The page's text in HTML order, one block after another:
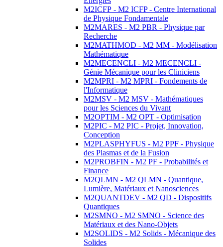
M2ICFP - M2 ICFP - Centre International
de Physique Fondamentale
M2MARES - M2 PBR - Physique par
Recherche
M2MATHMOD - M2 MM - Modélisation
Mathématique
M2MECENCLI - M2 MECENCLI -
Génie Mécanique pour les Cliniciens
M2MPRI - M2 MPRI - Fondements de
l'Informatique
M2MSV - M2 MSV - Mathématiques
pour les Sciences du Vivant
M2OPTIM - M2 OPT - Optimisation
M2PIC - M2 PIC - Projet, Innovation,
Conception
M2PLASPHYFUS - M2 PPF - Physique
des Plasmas et de la Fusion
M2PROBFIN - M2 PF - Probabilités et
Finance
M2QLMN - M2 QLMN - Quantique,
Lumière, Matériaux et Nanosciences
M2QUANTDEV - M2 QD - Dispositifs
Quantiques
M2SMNO - M2 SMNO - Science des
Matériaux et des Nano-Objets
M2SOLIDS - M2 Solids - Mécanique des
Solides